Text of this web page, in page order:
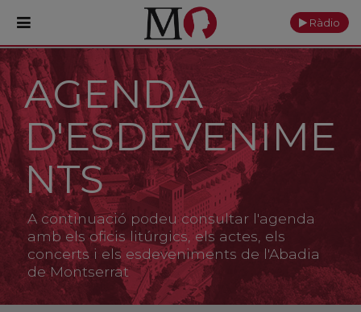
PORTADA
Monestir
Cultura
Actualitat
Fundació
Visita'ns
Ràdio
AGENDA
D'ESDEVENIME
NTS
A continuació podeu consultar l'agenda
amb els oficis litúrgics, els actes, els
concerts i els esdeveniments de l'Abadia
de Montserrat